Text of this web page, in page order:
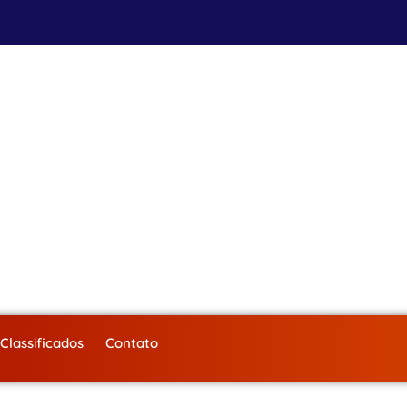
Classificados Contato